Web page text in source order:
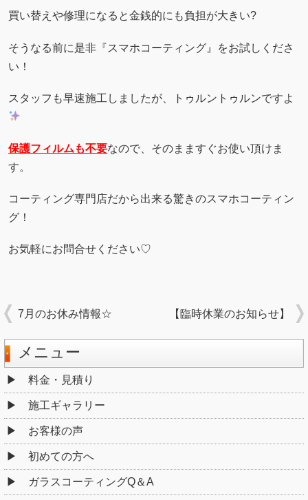
買い替えや修理になると金銭的にも負担が大きい?
そうなる前に是非『スマホコーティング』をお試しくださ
い！
スタッフも早速施工しましたが、トゥルントゥルンですよ
保護フィルムも不要なので、そのまますぐお使い頂けま
す。
コーティング専門店だから出来る驚きのスマホコーティン
グ！
お気軽にお問合せください♡
7月のお休み情報☆ 【臨時休業のお知らせ】
メニュー
料金・見積り
施工ギャラリー
お客様の声
初めての方へ
ガラスコーティングQ＆A